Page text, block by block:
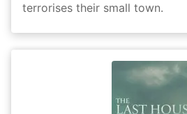
terrorises their small town.